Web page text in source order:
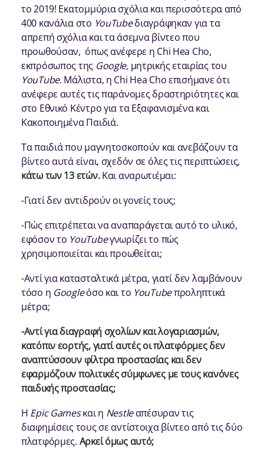
το 2019! Εκατομμύρια σχόλια και περισσότερα από
400 κανάλια στο YouTubeδιαγράφηκαν για τα
απρεπή σχόλια και τα άσεμνα βίντεο που
προωθούσαν, όπως ανέφερε η Chi Hea Cho,
εκπρόσωπος της Google, μητρικής εταιρίας του
YouTube. Μάλιστα, η Chi Hea Cho επισήμανε ότι
ανέφερε αυτές τις παράνομες δραστηριότητες και
στο Εθνικό Κέντρο για τα Εξαφανισμένα και
Κακοποιημένα Παιδιά.
Τα παιδιά που μαγνητοσκοπούν και ανεβάζουν τα
βίντεο αυτά είναι, σχεδόν σε όλες τις περιπτώσεις,
κάτω των 13 ετών.Και αναρωτιέμαι:
-Γιατί δεν αντιδρούν οι γονείς τους;
-Πώς επιτρέπεται να αναπαράγεται αυτό το υλικό,
εφόσον το YouTubeγνωρίζει το πώς
χρησιμοποιείται και προωθείται;
-Αντί για κατασταλτικά μέτρα, γιατί δεν λαμβάνουν
τόσο η Googleόσο και το YouTubeπροληπτικά
μέτρα;
-Αντί για διαγραφή σχολίων και λογαριασμών,
κατόπιν εορτής, γιατί αυτές οι πλατφόρμες δεν
αναπτύσσουν φίλτρα προστασίας και δεν
εφαρμόζουν πολιτικές σύμφωνες με τους κανόνες
παιδικής προστασίας;
Η Epic Gamesκαι η Nestleαπέσυραν τις
διαφημίσεις τους σε αντίστοιχα βίντεο από τις δύο
πλατφόρμες. Αρκεί όμως αυτό;